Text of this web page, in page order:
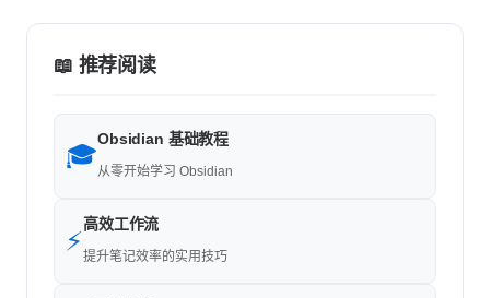
📖 推荐阅读
🎓
Obsidian 基础教程
从零开始学习 Obsidian
⚡
高效工作流
提升笔记效率的实用技巧